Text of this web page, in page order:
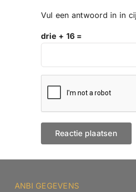
Vul een antwoord in in
drie + 16 =
ANBI GEGEVENS